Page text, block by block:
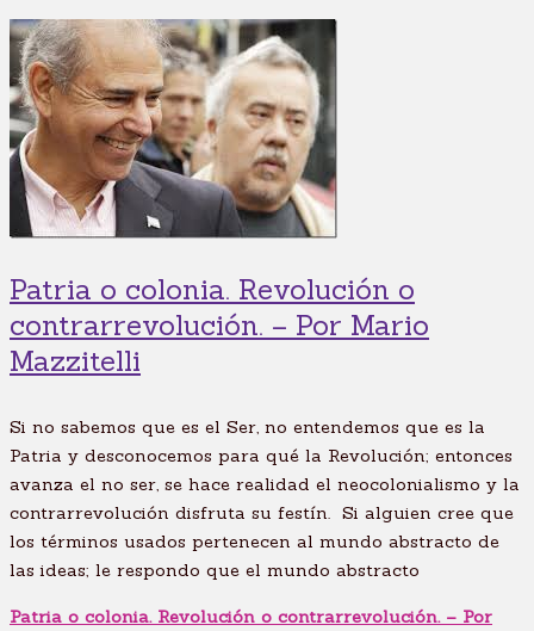
Patria o colonia. Revolución o
contrarrevolución. – Por Mario
Mazzitelli
Si no sabemos que es el Ser, no entendemos que es la
Patria y desconocemos para qué la Revolución; entonces
avanza el no ser, se hace realidad el neocolonialismo y la
contrarrevolución disfruta su festín. Si alguien cree que
los términos usados pertenecen al mundo abstracto de
las ideas; le respondo que el mundo abstracto
Patria o colonia. Revolución o contrarrevolución. – Por